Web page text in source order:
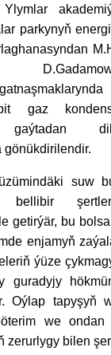
Ylymlar
parkynyň
gaz
gaýtadan
gönükdirilendir.
suw
bellibir
getirýär, bu
enjamyň
ýüze
guradyjy
Oýlap tapyşyň
we ondan
zerurlygy bilen